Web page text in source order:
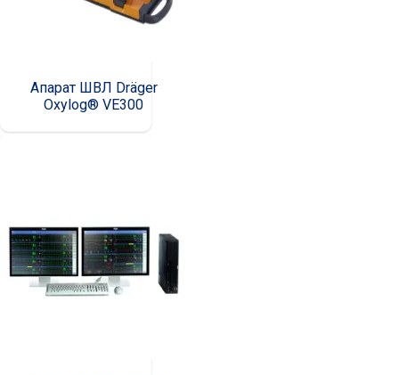
Апарат ШВЛ Dräger
Oxylog® VE300